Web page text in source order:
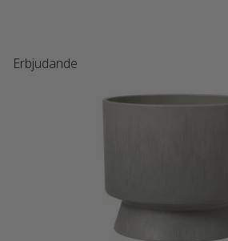
Erbjudande